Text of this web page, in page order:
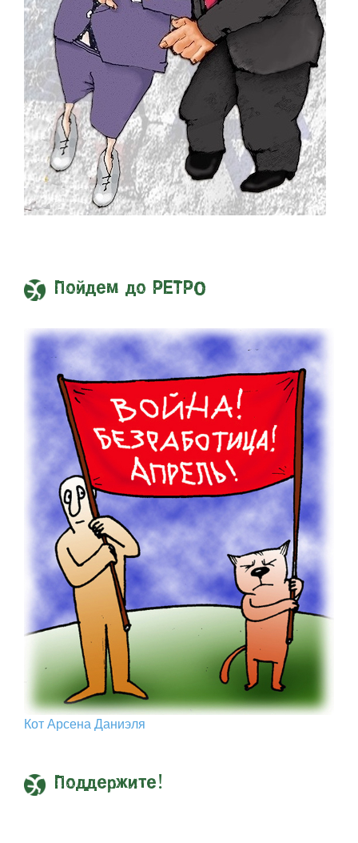
Пойдем до РЕТРО
Кот Арcена Даниэля
Поддержите!